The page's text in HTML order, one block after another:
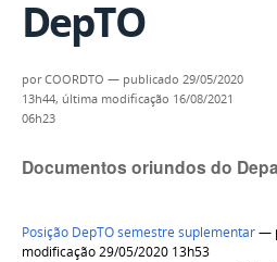
DepTO
porCOORDTO — publicado 29/05/2020
13h44, última modificação 16/08/2021
06h23
Documentos oriundos do
Posição DepTO semestre suplementar—
modificação 29/05/2020 13h53